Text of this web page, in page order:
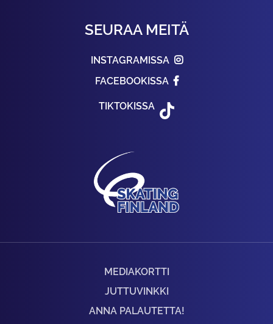
SEURAA MEITÄ
INSTAGRAMISSA
FACEBOOKISSA
TIKTOKISSA
MEDIAKORTTI
JUTTUVINKKI
ANNA PALAUTETTA!